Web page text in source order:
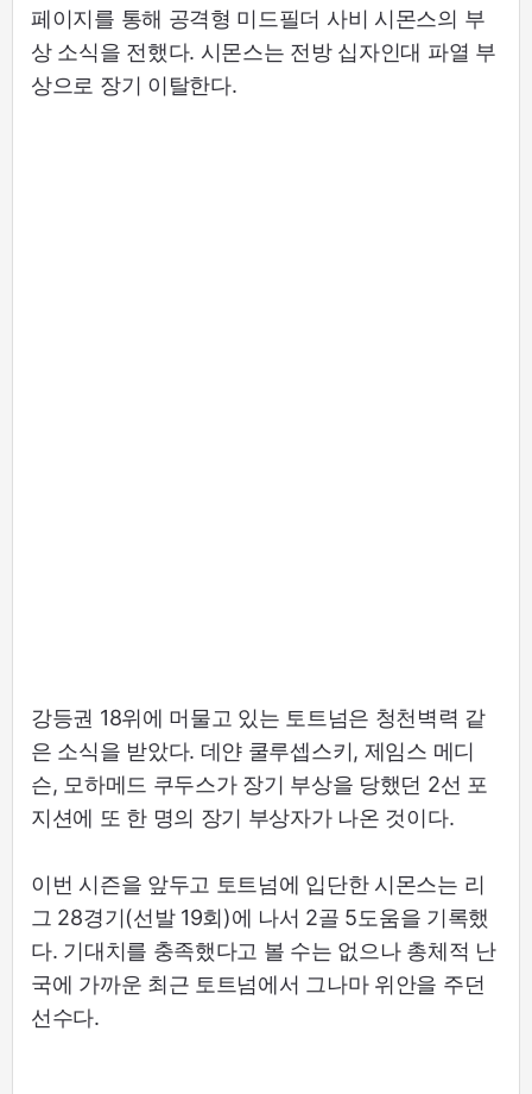
페이지를 통해 공격형 미드필더 사비 시몬스의 부
상 소식을 전했다. 시몬스는 전방 십자인대 파열 부
상으로 장기 이탈한다.
강등권 18위에 머물고 있는 토트넘은 청천벽력 같
은 소식을 받았다. 데얀 쿨루셉스키, 제임스 메디
슨, 모하메드 쿠두스가 장기 부상을 당했던 2선 포
지션에 또 한 명의 장기 부상자가 나온 것이다.
이번 시즌을 앞두고 토트넘에 입단한 시몬스는 리
그 28경기(선발 19회)에 나서 2골 5도움을 기록했
다. 기대치를 충족했다고 볼 수는 없으나 총체적 난
국에 가까운 최근 토트넘에서 그나마 위안을 주던
선수다.